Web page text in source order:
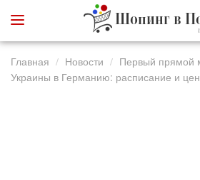
Шопинг в
Главная Новости
Первый прямой
Украины в Германию: расписание и